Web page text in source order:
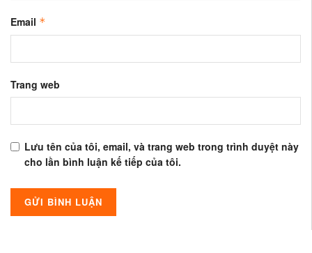
Email *
Trang web
Lưu tên của tôi, email, và trang web trong trình duyệt này
cho lần bình luận kế tiếp của tôi.